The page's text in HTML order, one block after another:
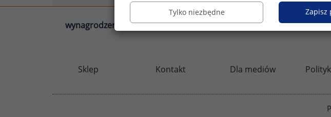
wynagrodzenia.pl sedlak.pl kfw.sedlak.pl
Sklep Kontakt Dla mediów
Tylko niezbędne Zapisz